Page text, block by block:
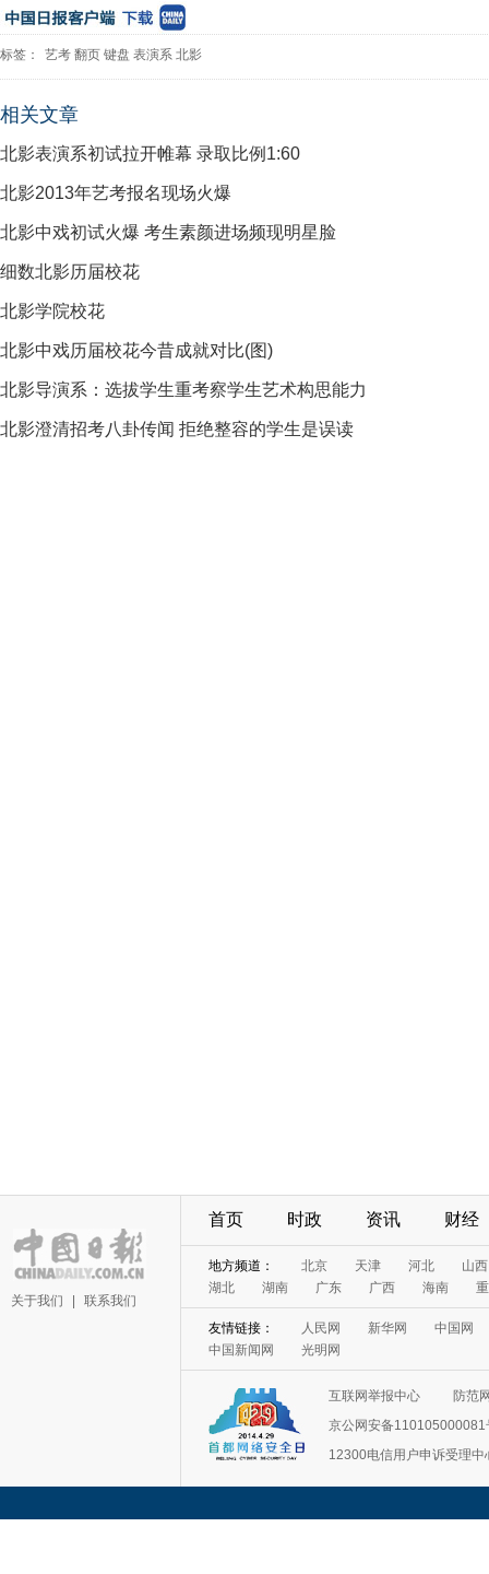
标签： 艺考 翻页 键盘 表演系 北影
相关文章
北影表演系初试拉开帷幕 录取比例1:60
北影2013年艺考报名现场火爆
北影中戏初试火爆 考生素颜进场频现明星脸
细数北影历届校花
北影学院校花
北影中戏历届校花今昔成就对比(图)
北影导演系：选拔学生重考察学生艺术构思能力
北影澄清招考八卦传闻 拒绝整容的学生是误读
关于我们 联系我们
首页 时政 资讯 财经
地方频道： 北京 天津 河北
山西
湖北
湖南 广东 广西 海南
友情链接： 人民网 新华网
中国网
中国新闻网
光明网
互联网举报中心
防范
京公网安备110105000081
12300电信用户申诉受理中